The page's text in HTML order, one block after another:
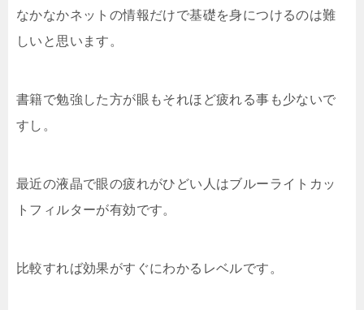
なかなかネットの情報だけで基礎を身につけるのは難
しいと思います。
書籍で勉強した方が眼もそれほど疲れる事も少ないで
すし。
最近の液晶で眼の疲れがひどい人はブルーライトカッ
トフィルターが有効です。
比較すれば効果がすぐにわかるレベルです。